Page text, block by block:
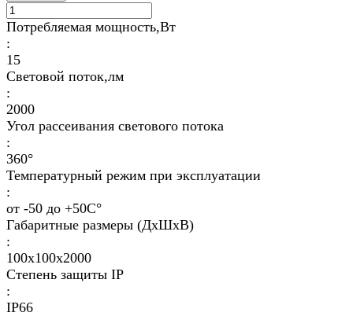
Потребляемая мощность,Вт
:
15
Световой поток,лм
:
2000
Угол рассеивания светового потока
:
360°
Температурный режим при эксплуатации
:
от -50 до +50С°
Габаритные размеры (ДхШхВ)
:
100х100х2000
Степень защиты IP
:
IP66